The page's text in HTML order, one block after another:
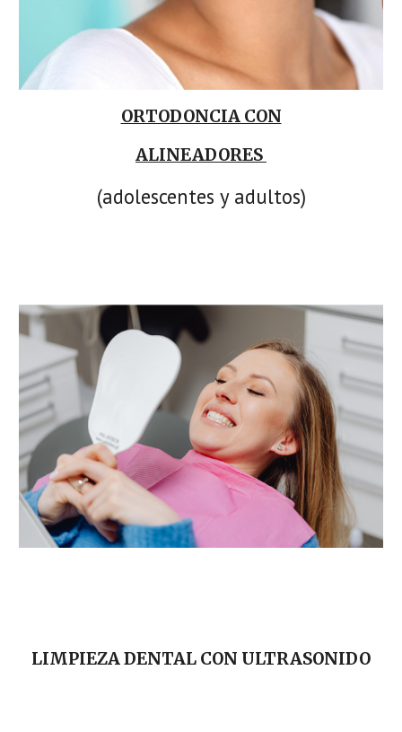
ORTODONCIA CON
ALINEADORES
(adolescentes y adultos)
LIMPIEZA DENTAL CON ULTRASONIDO